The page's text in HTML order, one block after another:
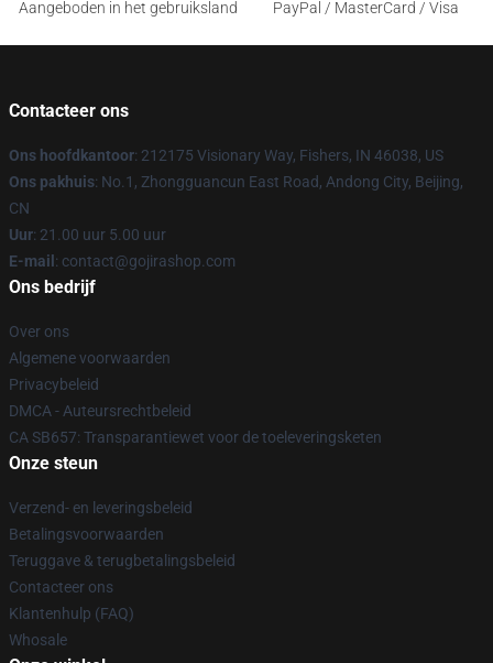
Aangeboden in het gebruiksland
PayPal / MasterCard / Visa
Contacteer ons
Ons hoofdkantoor: 212175 Visionary Way, Fishers, IN 46038, US
Ons pakhuis: No.1, Zhongguancun East Road, Andong City, Beijing,
CN
Uur: 21.00 uur 5.00 uur
E-mail : contact@gojirashop.com
Ons bedrijf
Over ons
Algemene voorwaarden
Privacybeleid
DMCA - Auteursrechtbeleid
CA SB657: Transparantiewet voor de toeleveringsketen
Onze steun
Verzend- en leveringsbeleid
Betalingsvoorwaarden
Teruggave & terugbetalingsbeleid
Contacteer ons
Klantenhulp (FAQ)
Whosale